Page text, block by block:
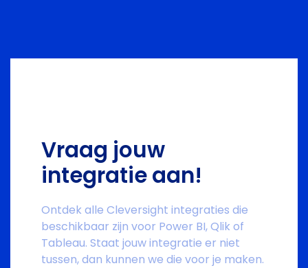
Vraag jouw
integratie aan!
Ontdek alle Cleversight integraties die
beschikbaar zijn voor Power BI, Qlik of
Tableau. Staat jouw integratie er niet
tussen, dan kunnen we die voor je maken.